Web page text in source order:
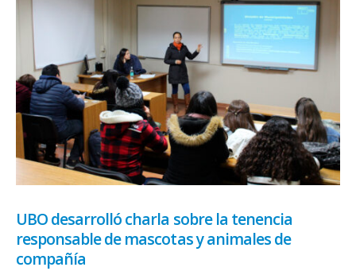
UBO desarrolló charla sobre la tenencia
responsable de mascotas y animales de
compañía